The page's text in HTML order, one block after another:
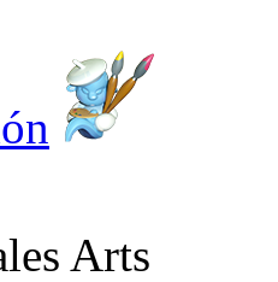
Arts